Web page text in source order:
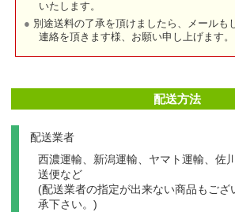
いたします。
別途送料の了承を頂けましたら、メールも
連絡を頂きます様、お願い申し上げます。
配送方法
配送業者
西濃運輸、新潟運輸、ヤマト運輸、佐
送便など
(配送業者の指定が出来ない商品もござ
承下さい。)